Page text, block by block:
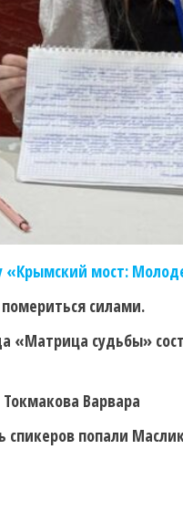
«Крымский мост:
силами.
«Матрица судьбы»
Варвара
попали